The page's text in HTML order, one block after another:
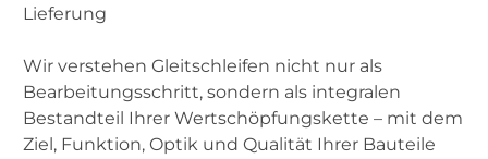
Lieferung
Wir verstehen Gleitschleifen nicht nur als
Bearbeitungsschritt, sondern als integralen
Bestandteil Ihrer Wertschöpfungskette – mit dem
Ziel, Funktion, Optik und Qualität Ihrer Bauteile